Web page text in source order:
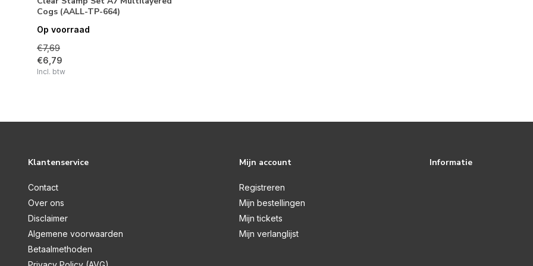
Cogs (AALL-TP-664)
Op voorraad
€7,69
€6,79
Incl. btw
Klantenservice
Contact
Over ons
Disclaimer
Algemene voorwaarden
Betaalmethoden
Mijn account
Registreren
Mijn bestellingen
Mijn tickets
Mijn verlanglijst
Informatie